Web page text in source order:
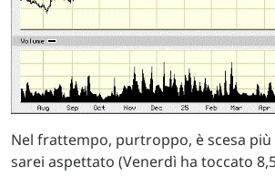
Nel frattempo, purtroppo, è scesa
sarei aspettato (Venerdì ha toccato